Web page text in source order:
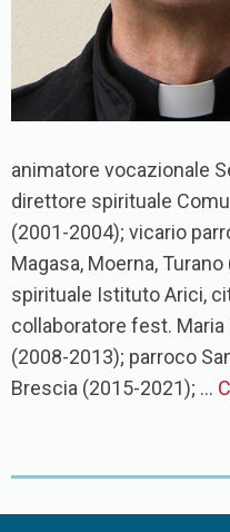
animatore vocazionale
direttore spirituale
(2001-2004); vicario
Magasa, Moerna,
spirituale Istituto Arici,
collaboratore fest.
(2008-2013); parroco
Brescia (2015-2021); …